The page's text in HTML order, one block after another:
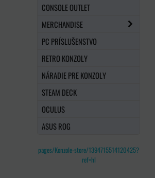
CONSOLE OUTLET
MERCHANDISE
PC PRÍSLUŠENSTVO
RETRO KONZOLY
NÁRADIE PRE KONZOLY
STEAM DECK
OCULUS
ASUS ROG
pages/Konzole-store/1394715514120425?
ref=hl